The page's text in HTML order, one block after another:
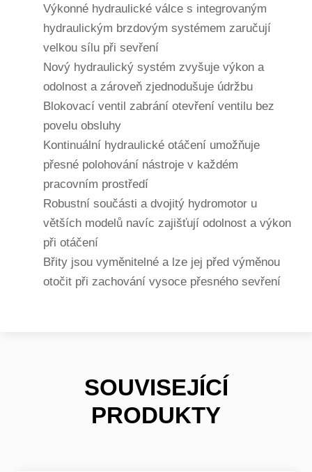
Výkonné hydraulické válce s integrovaným
hydraulickým brzdovým systémem zaručují
velkou sílu při sevření
Nový hydraulický systém zvyšuje výkon a
odolnost a zároveň zjednodušuje údržbu
Blokovací ventil zabrání otevření ventilu bez
povelu obsluhy
Kontinuální hydraulické otáčení umožňuje
přesné polohování nástroje v každém
pracovním prostředí
Robustní součásti a dvojitý hydromotor u
větších modelů navíc zajišťují odolnost a výkon
při otáčení
Břity jsou vyměnitelné a lze jej před výměnou
otočit při zachování vysoce přesného sevření
SOUVISEJÍCÍ
PRODUKTY